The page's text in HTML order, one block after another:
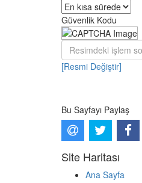
Güvenlik Kodu
[Resmi Değiştir]
Bu Sayfayı Paylaş
Site Haritası
Ana Sayfa